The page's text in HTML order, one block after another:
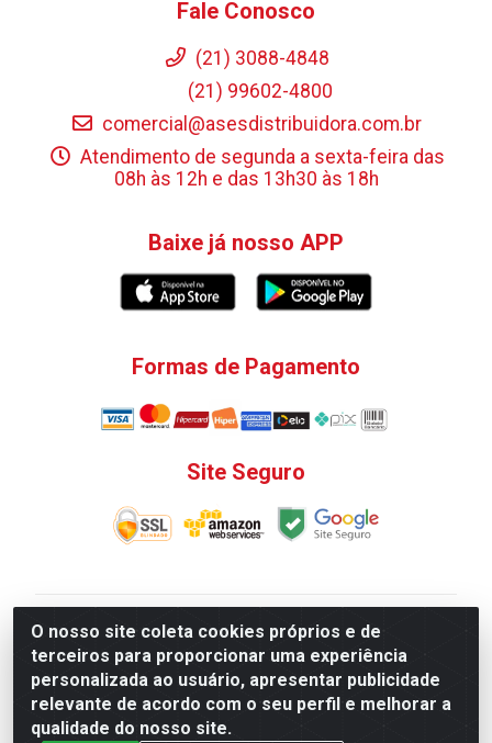
O nosso site coleta cookies próprios e de
terceiros para proporcionar uma experiência
personalizada ao usuário, apresentar publicidade
relevante de acordo com o seu perfil e melhorar a
qualidade do nosso site.
Fale Conosco
(21) 3088-4848
(21) 99602-4800
comercial@asesdistribuidora.com.br
Atendimento de segunda a sexta-feira das
08h às 12h e das 13h30 às 18h
Baixe já nosso APP
Formas de Pagamento
Site Seguro
V. C. Ferragens LTDA - Rua do Matoso, 132 - Praça da
Bandeira, Rio de Janeiro/ RJ - CEP 20.270-135 - CNPJ
12.324.723/0001-25
Todas as regras de promoções, descontos, preços e
prazos de pagamento e entrega expostos aqui são